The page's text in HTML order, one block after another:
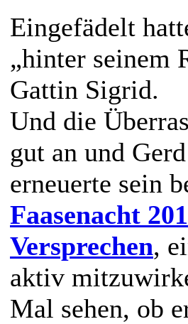
Eingefädelt
„hinter seinem
Gattin Sigrid.
Und die
gut an und
erneuerte sein
Faasenacht
Versprechen,
aktiv
Mal sehen, ob